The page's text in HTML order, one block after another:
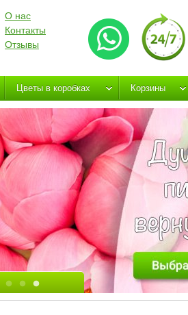
О нас
Контакты
Отзывы
Цветы в коробках Корзины